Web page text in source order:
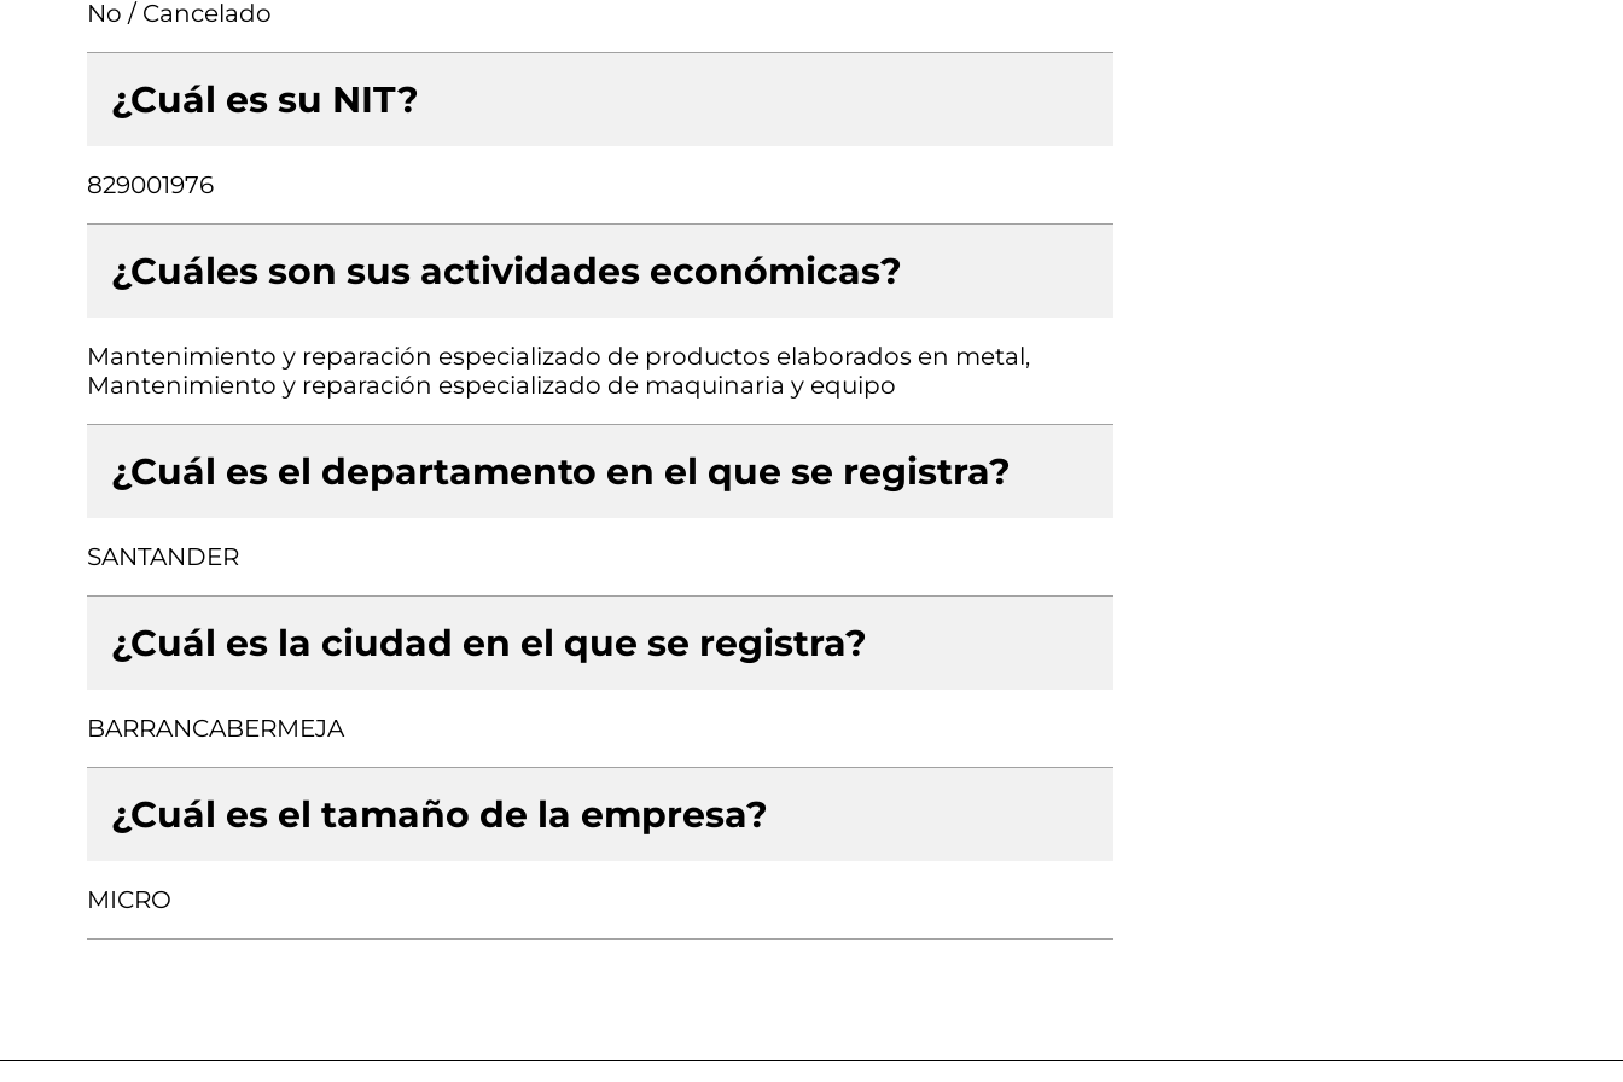
No / Cancelado
¿Cuál es su NIT?
829001976
¿Cuáles son sus actividades económicas?
Mantenimiento y reparación especializado de productos elaborados en metal,
Mantenimiento y reparación especializado de maquinaria y equipo
¿Cuál es el departamento en el que se registra?
SANTANDER
¿Cuál es la ciudad en el que se registra?
BARRANCABERMEJA
¿Cuál es el tamaño de la empresa?
MICRO